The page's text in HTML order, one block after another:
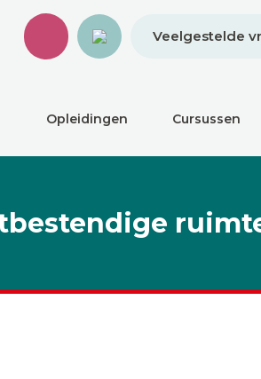
Veelgestelde
Opleidingen Cursussen